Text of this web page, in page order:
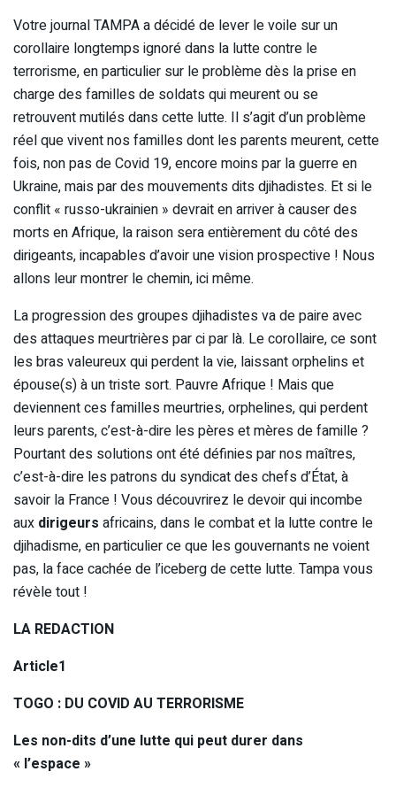
Votre journal TAMPA a décidé de lever le voile sur un
corollaire longtemps ignoré dans la lutte contre le
terrorisme, en particulier sur le problème dès la prise en
charge des familles de soldats qui meurent ou se
retrouvent mutilés dans cette lutte. Il s’agit d’un problème
réel que vivent nos familles dont les parents meurent, cette
fois, non pas de Covid 19, encore moins par la guerre en
Ukraine, mais par des mouvements dits djihadistes. Et si le
conflit « russo-ukrainien » devrait en arriver à causer des
morts en Afrique, la raison sera entièrement du côté des
dirigeants, incapables d’avoir une vision prospective ! Nous
allons leur montrer le chemin, ici même.
La progression des groupes djihadistes va de paire avec
des attaques meurtrières par ci par là. Le corollaire, ce sont
les bras valeureux qui perdent la vie, laissant orphelins et
épouse(s) à un triste sort. Pauvre Afrique ! Mais que
deviennent ces familles meurtries, orphelines, qui perdent
leurs parents, c’est-à-dire les pères et mères de famille ?
Pourtant des solutions ont été définies par nos maîtres,
c’est-à-dire les patrons du syndicat des chefs d’État, à
savoir la France ! Vous découvrirez le devoir qui incombe
aux dirigeurs africains, dans le combat et la lutte contre le
djihadisme, en particulier ce que les gouvernants ne voient
pas, la face cachée de l’iceberg de cette lutte. Tampa vous
révèle tout !
LA REDACTION
Article1
TOGO : DU COVID AU TERRORISME
Les non-dits d’une lutte qui peut durer dans
« l’espace »